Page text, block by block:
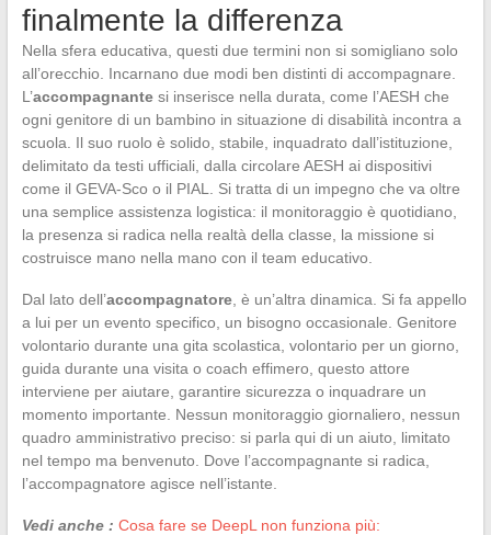
finalmente la differenza
Nella sfera educativa, questi due termini non si somigliano solo
all’orecchio. Incarnano due modi ben distinti di accompagnare.
L’accompagnantesi inserisce nella durata, come l’AESH che
ogni genitore di un bambino in situazione di disabilità incontra a
scuola. Il suo ruolo è solido, stabile, inquadrato dall’istituzione,
delimitato da testi ufficiali, dalla circolare AESH ai dispositivi
come il GEVA-Sco o il PIAL. Si tratta di un impegno che va oltre
una semplice assistenza logistica: il monitoraggio è quotidiano,
la presenza si radica nella realtà della classe, la missione si
costruisce mano nella mano con il team educativo.
Dal lato dell’accompagnatore, è un’altra dinamica. Si fa appello
a lui per un evento specifico, un bisogno occasionale. Genitore
volontario durante una gita scolastica, volontario per un giorno,
guida durante una visita o coach effimero, questo attore
interviene per aiutare, garantire sicurezza o inquadrare un
momento importante. Nessun monitoraggio giornaliero, nessun
quadro amministrativo preciso: si parla qui di un aiuto, limitato
nel tempo ma benvenuto. Dove l’accompagnante si radica,
l’accompagnatore agisce nell’istante.
Vedi anche : Cosa fare se DeepL non funziona più: